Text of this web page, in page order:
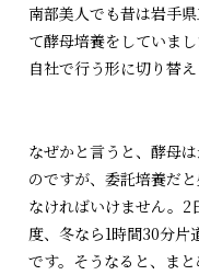
南部美人でも昔は岩手
て酵母培養をしていま
自社で行う形に切り替え
なぜかと言うと、酵母
のですが、委託培養だ
なければいけません。2
度、冬なら1時間30分
です。そうなると、ま